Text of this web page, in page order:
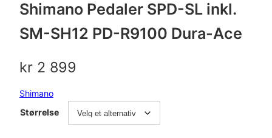
Shimano Pedaler SPD-SL inkl.
SM-SH12 PD-R9100 Dura-Ace
kr 2 899
Shimano
Størrelse